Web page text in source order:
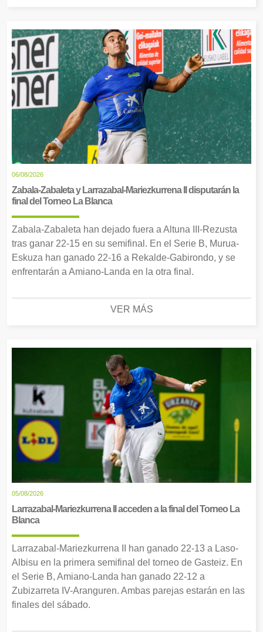
06/08/2026
Zabala-Zabaleta y Larrazabal-Mariezkurrena II disputarán la
final del Torneo La Blanca
Zabala-Zabaleta han dejado fuera a Altuna III-Rezusta
tras ganar 22-15 en su semifinal. En el Serie B, Murua-
Eskuza han ganado 22-16 a Rekalde-Gabirondo, y se
enfrentarán a Amiano-Landa en la otra final.
VER MÁS
05/08/2026
Larrazabal-Mariezkurrena II acceden a la final del Torneo La
Blanca
Larrazabal-Mariezkurrena II han ganado 22-13 a Laso-
Albisu en la primera semifinal del torneo de Gasteiz. En
el Serie B, Amiano-Landa han ganado 22-12 a
Zubizarreta IV-Aranguren. Ambas parejas estarán en las
finales del sábado.